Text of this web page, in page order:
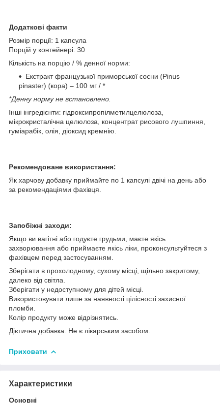
Додаткові факти
Розмір порції: 1 капсула
Порцій у контейнері: 30
Кількість на порцію / % денної норми:
Екстракт французької приморської сосни (Pinus
pinaster) (кора) – 100 мг / *
*Денну норму не встановлено.
Інші інгредієнти: гідроксипропілметилцелюлоза,
мікрокристалічна целюлоза, концентрат рисового лушпиння,
гуміарабік, олія, діоксид кремнію.
Рекомендоване використання:
Як харчову добавку приймайте по 1 капсулі двічі на день або
за рекомендаціями фахівця.
Запобіжні заходи:
Якщо ви вагітні або годуєте грудьми, маєте якісь
захворювання або приймаєте якісь ліки, проконсультуйтеся з
фахівцем перед застосуванням.
Зберігати в прохолодному, сухому місці, щільно закритому,
далеко від світла.
Зберігати у недоступному для дітей місці.
Використовувати лише за наявності цілісності захисної
пломби.
Колір продукту може відрізнятись.
Дієтична добавка. Не є лікарським засобом.
Приховати
Характеристики
Основні